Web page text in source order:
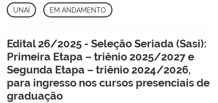
UNAÍ EM ANDAMENTO
Edital 26/2025 - Seleção Seriada (Sasi):
Primeira Etapa – triênio 2025/2027 e
Segunda Etapa – triênio 2024/2026,
para ingresso nos cursos presenciais de
graduação